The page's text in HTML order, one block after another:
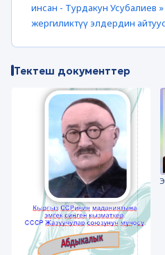
инсан - Турдакун Усубалиев »
жергиликтүү элдердин
Тектеш документтер